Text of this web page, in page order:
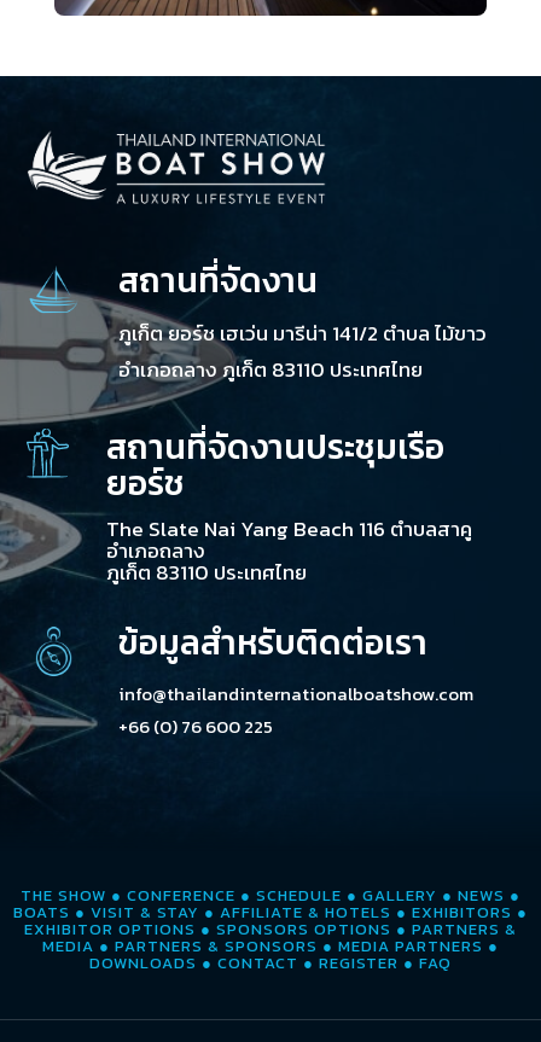
สถานที่จัดงาน
ภูเก็ต ยอร์ช เฮเว่น มารีน่า 141/2 ตำบล ไม้ขาว
อำเภอถลาง ภูเก็ต 83110 ประเทศไทย
สถานที่จัดงานประชุมเรือ
ยอร์ช
The Slate Nai Yang Beach 116 ตำบลสาคู
อำเภอถลาง
ภูเก็ต 83110 ประเทศไทย
ข้อมูลสำหรับติดต่อเรา
info@thailandinternationalboatshow.com
+66 (0) 76 600 225
THE SHOW ● CONFERENCE ● SCHEDULE ● GALLERY ● NEWS ●
BOATS ● VISIT & STAY ● AFFILIATE & HOTELS ● EXHIBITORS ●
EXHIBITOR OPTIONS ● SPONSORS OPTIONS ● PARTNERS &
MEDIA ● PARTNERS & SPONSORS ● MEDIA PARTNERS ●
DOWNLOADS ● CONTACT ● REGISTER ● FAQ